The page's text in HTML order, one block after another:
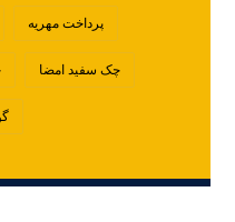
پرداخت مهریه
چک سفید امضا